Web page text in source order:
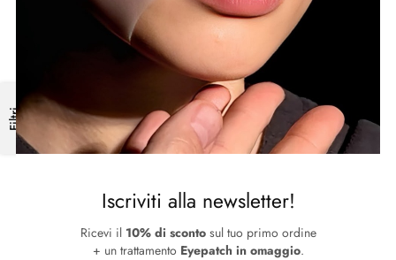
Filtri
Dream On Liquid Foundation |
Fondotinta Fluido Luminoso
€40.00
Skin Perfection | Fondotinta
Perfezionatore Effetto Nude
€43.00
Iscriviti alla newsletter!
Ricevi il 10% di scontosul tuo primo ordine
+ un trattamento Eyepatch in omaggio.